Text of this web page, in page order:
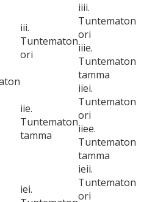
iii.
Tuntematon
ori
iiii.
Tuntematon
ori
iiie.
Tuntematon
tamma
iie.
Tuntematon
tamma
iiei.
Tuntematon
ori
iiee.
Tuntematon
tamma
iei.
ieii.
Tuntematon
ori